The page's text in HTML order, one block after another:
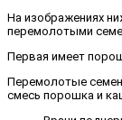
На изображениях
перемолотыми
Первая имеет
Перемолотые
смесь порошка и